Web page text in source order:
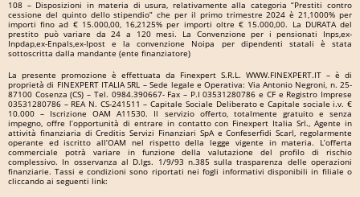
108 – Disposizioni in materia di usura, relativamente alla categoria “Prestiti contro
cessione del quinto dello stipendio” che per il primo trimestre 2024 è 21,1000% per
importi fino ad € 15.000,00, 16,2125% per importi oltre € 15.000,00. La DURATA del
prestito può variare da 24 a 120 mesi. La Convenzione per i pensionati Inps,ex-
Inpdap,ex-Enpals,ex-Ipost e la convenzione Noipa per dipendenti statali è stata
sottoscritta dalla mandante (ente finanziatore)
La presente promozione è effettuata da Finexpert S.R.L. WWW.FINEXPERT.IT – è di
proprietà di FINEXPERT ITALIA SRL – Sede legale e Operativa: Via Antonio Negroni, n. 25-
87100 Cosenza (CS) – Tel. 0984.390667- Fax – P.I 03531280786 e CF e Registro Imprese
03531280786 – REA N. CS-241511 – Capitale Sociale Deliberato e Capitale sociale i.v. €
10.000 – Iscrizione OAM A11530. Il servizio offerto, totalmente gratuito e senza
impegno, offre l’opportunità di entrare in contatto con Finexpert Italia Srl., Agente in
attività finanziaria di Creditis Servizi Finanziari SpA e Confeserfidi Scarl, regolarmente
operante ed iscritto all’OAM nel rispetto della legge vigente in materia. L’offerta
commerciale potrà variare in funzione della valutazione del profilo di rischio
complessivo. In osservanza al D.lgs. 1/9/93 n.385 sulla trasparenza delle operazioni
finanziarie. Tassi e condizioni sono riportati nei fogli informativi disponibili in filiale o
cliccando ai seguenti link: